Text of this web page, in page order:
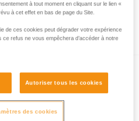
en cas de fatigue en via
à tout moment en cliquant sur le lien «
à cet effet en bas de page du Site.
de ces cookies peut dégrader votre expérience
ce refus ne vous empêchera d’accéder à notre
Autoriser tous les cookies
des cookies